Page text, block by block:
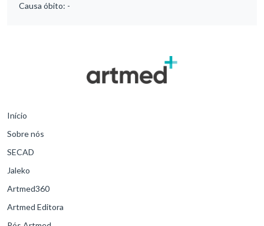
Causa óbito: -
Início
Sobre nós
SECAD
Jaleko
Artmed360
Artmed Editora